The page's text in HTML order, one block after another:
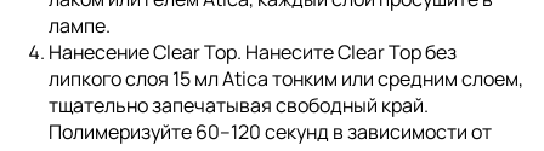
лампе.
Нанесение Clear Top. НанеситеClear Top без
липкого слоя 15 мл Aticaтонким или средним слоем,
тщательно запечатывая свободный край.
Полимеризуйте 60–120 секунд в зависимости от